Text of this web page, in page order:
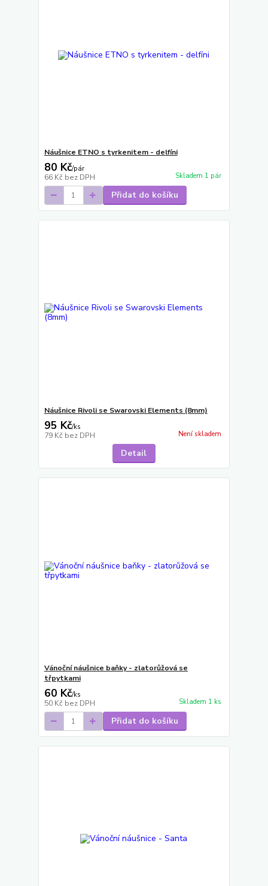
Náušnice ETNO s tyrkenitem - delfíni
80 Kč/pár
66 Kč bez DPH Skladem 1 pár
Přidat do košíku
Náušnice Rivoli se Swarovski Elements (8mm)
95 Kč/ks
79 Kč bez DPH Není skladem
Detail
Vánoční náušnice baňky - zlatorůžová se
třpytkami
60 Kč/ks
50 Kč bez DPH Skladem 1 ks
Přidat do košíku